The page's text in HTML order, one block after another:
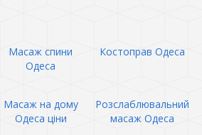
Масаж спини
Одеса
Костоправ Одеса
Масаж на дому
Одеса ціни
Розслаблювальний
масаж Одеса